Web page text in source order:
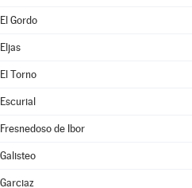
El Gordo
Eljas
El Torno
Escurial
Fresnedoso de Ibor
Galisteo
Garciaz